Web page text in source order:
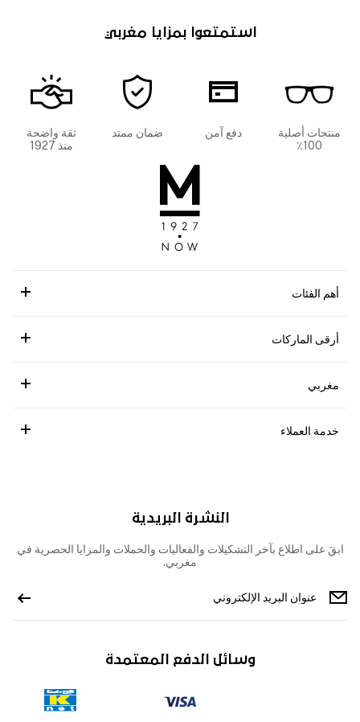
استمتعوا بمزايا مغربي
منتجات أصلية
100٪
دفع آمن ضمان ممتد
ثقة واضحة
منذ 1927
أهم الفئات
أرقى الماركات
مغربي
خدمة العملاء
النشرة البريدية
ابقَ على اطلاع بآخر التشكيلات والفعاليات والحملات والمزايا الحصرية في
مغربي.
وسائل الدفع المعتمدة